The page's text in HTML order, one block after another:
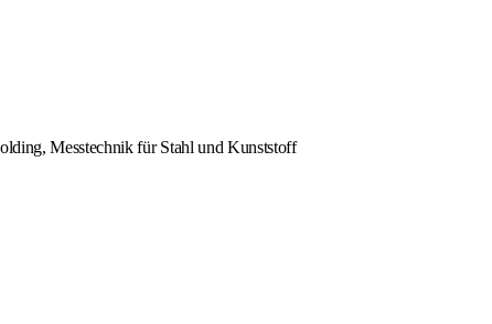
Messtechnik für Stahl und Kunststoff